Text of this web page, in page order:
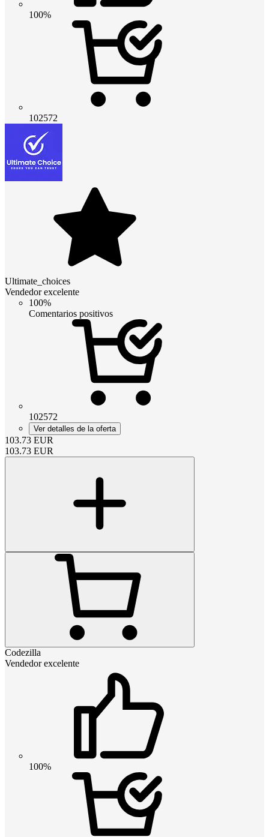
100%
102572
Ultimate_choices
Vendedor excelente
100%
Comentarios positivos
102572
Ver detalles de la oferta
103.73 EUR
103.73 EUR
Codezilla
Vendedor excelente
100%